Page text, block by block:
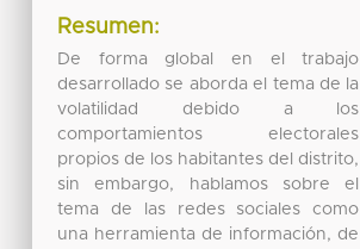
Resumen:
De forma global en el trabajo
desarrollado se aborda el tema de la
volatilidad debido a los
comportamientos electorales
propios de los habitantes del distrito,
sin embargo, hablamos sobre el
tema de las redes sociales como
una herramienta de información, de